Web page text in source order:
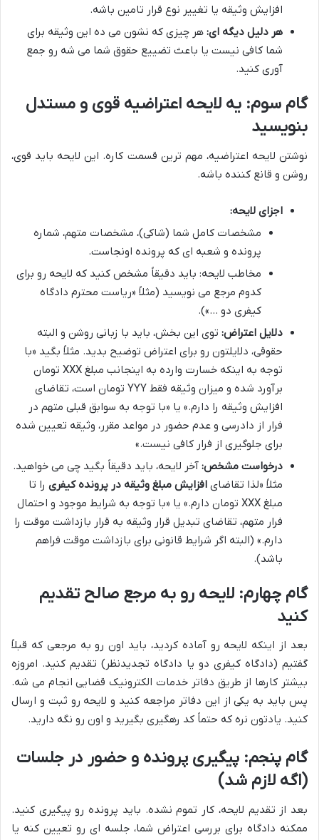
افزایش وثیقه یا تغییر نوع قرار تامین باشه.
هر دلیل دیگه ای: هر چیزی که نشون می ده این وثیقه برای
شما کافی نیست یا باعث تضییع حقوق شما می شه رو جمع
آوری کنید.
گام سوم: یه لایحه اعتراضیه قوی و مستدل
بنویسید
نوشتن لایحه اعتراضیه، مهم ترین قسمت کاره. این لایحه باید قوی،
روشن و قانع کننده باشه.
اجزای لایحه:
مشخصات کامل شما (شاکی)، مشخصات متهم، شماره
پرونده و شعبه ای که پرونده اونجاست.
مخاطب لایحه: باید دقیقاً مشخص کنید که لایحه رو برای
کدوم مرجع می نویسید (مثلاً «ریاست محترم دادگاه
کیفری دو …»).
دلایل اعتراض: توی این بخش، باید با زبانی روشن و البته
حقوقی، دلایلتون رو برای اعتراض توضیح بدید. مثلاً بگید «با
توجه به اینکه خسارت وارده به اینجانب مبلغ XXX تومان
برآورد شده و میزان وثیقه فقط YYY تومان است، تقاضای
افزایش وثیقه را دارم.» یا «با توجه به سوابق قبلی متهم در
فرار از دادرسی و عدم حضور در مواعد مقرر، وثیقه تعیین شده
برای جلوگیری از فرار کافی نیست.»
درخواست مشخص: آخر لایحه، باید دقیقاً بگید چی می خواهید.
مثلاً «لذا تقاضای افزایش مبلغ وثیقه در پرونده کیفری را تا
مبلغ XXX تومان دارم.» یا «با توجه به شرایط موجود و احتمال
فرار متهم، تقاضای تبدیل قرار وثیقه به قرار بازداشت موقت را
دارم.» (البته اگر شرایط قانونی برای بازداشت موقت فراهم
باشد).
گام چهارم: لایحه رو به مرجع صالح تقدیم
کنید
بعد از اینکه لایحه رو آماده کردید، باید اون رو به مرجعی که قبلاً
گفتیم (دادگاه کیفری دو یا دادگاه تجدیدنظر) تقدیم کنید. امروزه
بیشتر کارها از طریق دفاتر خدمات الکترونیک قضایی انجام می شه.
پس باید به یکی از این دفاتر مراجعه کنید و لایحه رو ثبت و ارسال
کنید. یادتون نره که حتماً کد رهگیری بگیرید و اون رو نگه دارید.
گام پنجم: پیگیری پرونده و حضور در جلسات
(اگه لازم شد)
بعد از تقدیم لایحه، کار تموم نشده. باید پرونده رو پیگیری کنید.
ممکنه دادگاه برای بررسی اعتراض شما، جلسه ای رو تعیین کنه یا